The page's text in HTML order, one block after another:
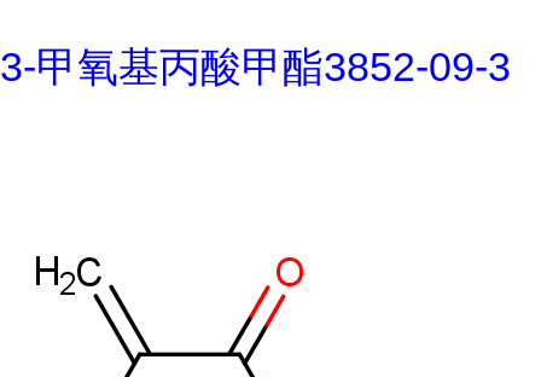
3-甲氧基丙酸甲酯3852-09-3